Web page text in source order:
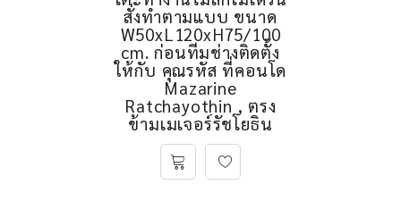
สั่งทำตามแบบ ขนาด
W50xL120xH75/100
cm. ก่อนทีมช่างติดตั้ง
ให้กับ คุณรหัส ที่คอนโด
Mazarine
Ratchayothin , ตรง
ข้ามเมเจอร์รัชโยธิน